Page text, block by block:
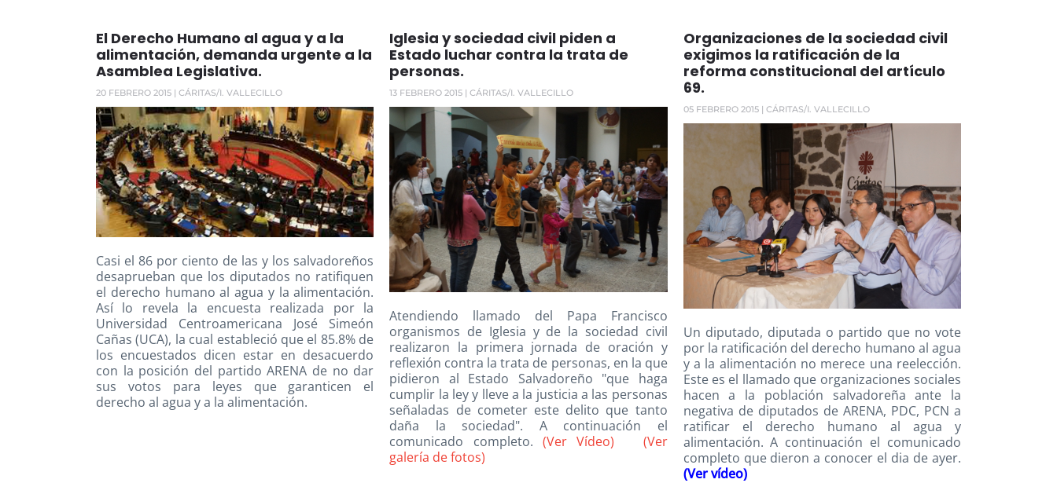
El Derecho Humano al agua y a la
alimentación, demanda urgente a la
Asamblea Legislativa.
20 FEBRERO 2015 | CÁRITAS/I. VALLECILLO
Casi el 86 por ciento de las y los salvadoreños
desaprueban que los diputados no ratifiquen
el derecho humano al agua y la alimentación.
Así lo revela la encuesta realizada por la
Universidad Centroamericana José Simeón
Cañas (UCA), la cual estableció que el 85.8% de
los encuestados dicen estar en desacuerdo
con la posición del partido ARENA de no dar
sus votos para leyes que garanticen el
derecho al agua y a la alimentación.
Iglesia y sociedad civil piden a
Estado luchar contra la trata de
personas.
13 FEBRERO 2015 | CÁRITAS/I. VALLECILLO
Atendiendo llamado del Papa Francisco
organismos de Iglesia y de la sociedad civil
realizaron la primera jornada de oración y
reflexión contra la trata de personas, en la que
pidieron al Estado Salvadoreño "que haga
cumplir la ley y lleve a la justicia a las personas
señaladas de cometer este delito que tanto
daña la sociedad". A continuación el
comunicado completo. (Ver Vídeo)
(Ver
galería de fotos)
Organizaciones de la sociedad civil
exigimos la ratificación de la
reforma constitucional del artículo
69.
05 FEBRERO 2015| CÁRITAS/I. VALLECILLO
Un diputado, diputada o partido que no vote
por la ratificación del derecho humano al agua
y a la alimentación no merece una reelección.
Este es el llamado que organizaciones sociales
hacen a la población salvadoreña ante la
negativa de diputados de ARENA, PDC, PCN a
ratificar el derecho humano al agua y
alimentación. A continuación el comunicado
completo que dieron a conocer el dia de ayer.
(Ver vídeo)